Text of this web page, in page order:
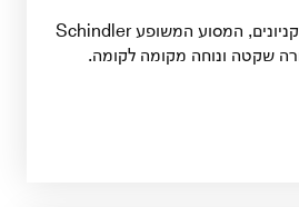
פותח תוך מחשבה על קניונים, המסוע המשופע Schindler